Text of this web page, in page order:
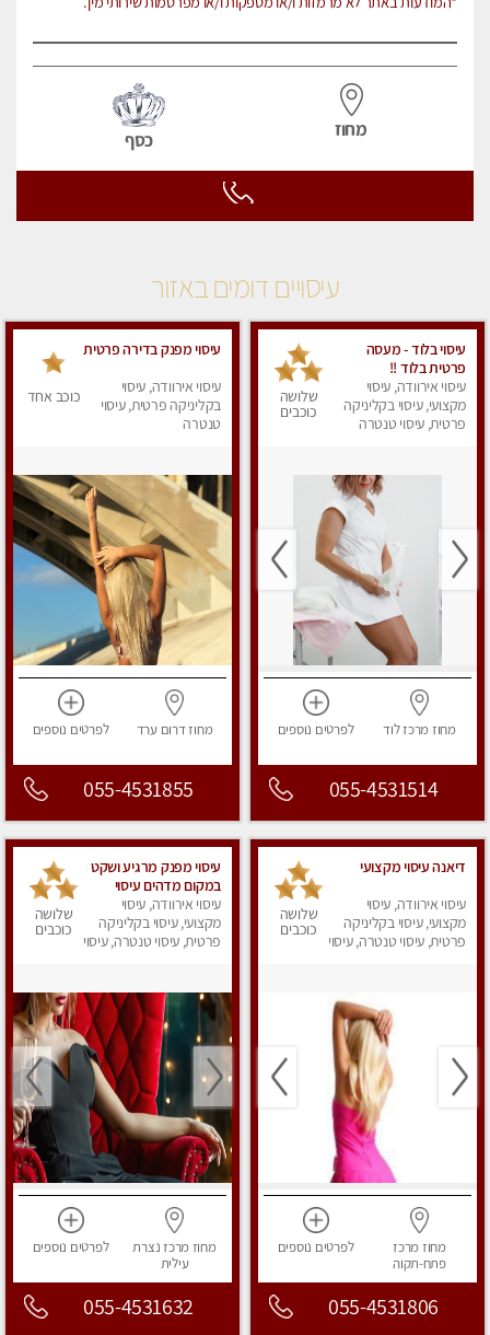
מחוז כסף
עיסויים דומים באזור
עיסוי בלוד - מעסה
פרטית בלוד !!
עיסוי אירוודה, עיסוי
מקצועי, עיסוי בקליניקה
פרטית, עיסוי טנטרה
שלושה
כוכבים
מחוז מרכזלוד לפרטים נוספים
055-4531514
עיסוי מפנק בדירה פרטית
עיסוי אירוודה, עיסוי
בקליניקה פרטית, עיסוי
טנטרה
כוכב אחד
מחוז דרוםערד לפרטים נוספים
055-4531855
דיאנה עיסוי מקצועי
עיסוי אירוודה, עיסוי
מקצועי, עיסוי בקליניקה
פרטית, עיסוי טנטרה, עיסוי
שלושה
כוכבים
מחוז מרכז
פתח-תקוה
לפרטים נוספים
055-4531806
עיסוי מפנק מרגיע ושקט
במקום מדהים עיסוי
מושקע מאוד לכל שרירי
הגוף...מומלץ!! פרטי !!+
לזוגות
עיסוי אירוודה, עיסוי
מקצועי, עיסוי בקליניקה
פרטית, עיסוי טנטרה, עיסוי
שלושה
כוכבים
מחוז מרכז נצרת
עילית
לפרטים נוספים
055-4531632